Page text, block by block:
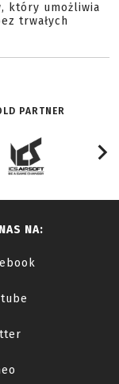
który umożliwia
trwałych
PARTNER
NA: